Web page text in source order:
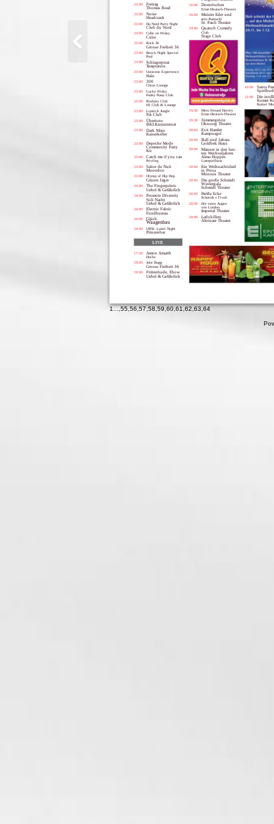
16:00 Dornröschen
Ernst-Deutsch-Theater
16:00 Meister Eder und
sein Pumuckl
St. Pauli Theater
19:00 Quatsch Comedy
Club
Stage Club
19:30 Mein Freund Harvey
Ernst-Deutsch-Theater
19:30 Jümmergröön
Ohnsorg Theater
20:00 Exit Hamlet
Kampnagel
20:00 Ball und Jabara
Goldbek Haus
20:00 Männer in den bes-
ten Wechseljahren
Alma Hoppes
Lustspielhaus
20:00 Ein Weihnachtslied
in Prosa
Monsun Theater
20:00 Die große Schmidt
Wintergala
Schmidt Theater
20:00 Heiße Ecke
Schmidt s Tivoli
20:00
Die toten Augen
von London
Imperial Theater
20:00 Ladykillers
Altonaer Theater
16:00 Santa
21:00 Die
Komet
Komet
23:00 Freitag
Thomas Read
23:00 Noise
Headcrash
23:00 Du Nord Party Night
Club du Nord
23:00 Cube on Friday
Cube
23:00 Rock 36
Grosse Freiheit 36
23:00 Beach Night Special
Pool
23:00 Schlagerpirat
Temptation
23:00 Uniscene Experience
Halo
23:00 300
China Lounge
23:00 Lucky Friday
Funky Pussy Club
23:00 Roxbury Club
H1 Club & Lounge
23:00 Lipstick Jungle
Pat Club
23:00 Übertone
BKI:Kiezinternat
23:00 Dark Mass
Kaiserkeller
23:00 Depeche Mode
Community Party
Kir
23:00 Catch me if you can
Privileg
23:00 Salon de Nuit
Moondoo
23:00 Olymp of Hip Hop
Grüner Jäger
24:00 The Fingerprints
Uebel & Gefährlich
24:00
Promote Diversity
Soli Nacht
Uebel & Gefährlich
24:00 Electric Fabric
Fundbureau
24:00 Glück
Waagenbau
24:00 URSL Label Night
Prinzenbar
17:30 Amon Amarth
Docks
18:00 Jake Bugg
Grosse Freiheit 36
19:00 Frittenbude, Ebow
Uebel & Gefährlich
LIVE
1...,55,56,57,58,59,60,61,62,63,64